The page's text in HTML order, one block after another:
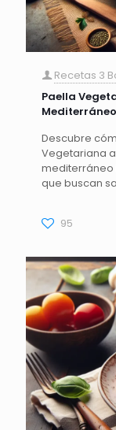
Recetas 3
Paella
Descubre
Vegetariana
mediterráneo
que buscan
95